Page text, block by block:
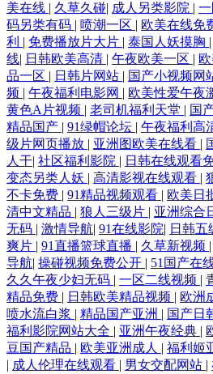
美在线 | 久草久碰| 成人另类影院 |
码另类有码 | 喷潮一区 | 欧美在线免
利 | 免费播放片大片 | 泰国人妖摸胸 |
线| 日韩欧美高清 | 午夜欧美一区 |
品一区 | 日韩片网站 | 国产小视频网
频 | 午夜福利电影网 | 欧美性爱午夜
黄色A片视频 | 老司机福利天堂 | 国
精品国产 | 91绿帽论坛 | 午夜福利高
级片网页播放 | 亚洲图欧美在线看 |
人干| 社区福利影院 | 日韩在线观看
变态另类人妖 | 高清影视在线观看 |
不卡免费 | 91精品视频观看 | 欧美日
清中文精品 | 狼人三级片 | 亚洲综合
无码 | 激情导航| 91在线影院| 日韩五
爽片 | 91直播篮球直播 | 久草新视频 |
导航| 操碰视频免费公开 | 51国产在
久久午夜少妇无码 | 一区二线视频 |
精品免费 | 日韩欧美精品视频 | 欧洲
喷水流白浆 | 精品国产亚洲 | 国产日
福利影院网站大全 | 亚洲午夜经典 |
豆国产精品 | 欧美亚洲成人 | 福利姬
| 成人伦理在线观看 | 男女交配网站 |